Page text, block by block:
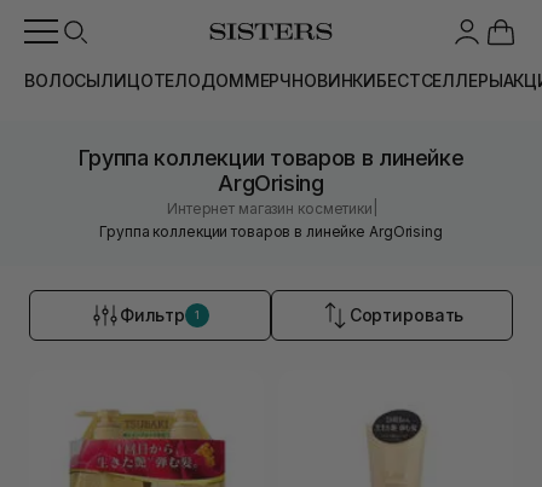
ВОЛОСЫЛИЦОТЕЛОДОММЕРЧНОВИНКИБЕСТСЕЛЛЕРЫ
Группа коллекции товаров в линейке
ArgOrising
Интернет магазин косметики
Группа коллекции товаров в линейке ArgOrising
Фильтр 1 Сортировать